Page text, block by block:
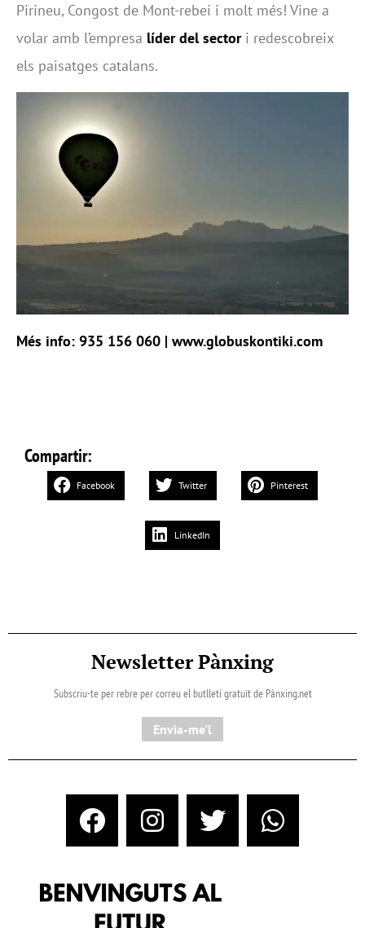
Pirineu, Congost de Mont-rebei i molt més! Vine a
volar amb l’empresa líder del sectori redescobreix
els paisatges catalans.
Més info: 935 156 060 | www.globuskontiki.com
Compartir:
Facebook Twitter Pinterest
LinkedIn
Newsletter Pànxing
Subscriu-te per rebre per correu el butlletí gratuït de Pànxing.net​
Envia-me'l